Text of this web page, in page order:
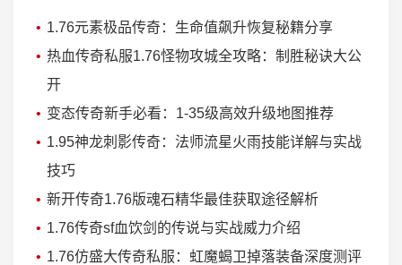
1.76元素极品传奇：生命值飙升恢复秘籍分享
热血传奇私服1.76怪物攻城全攻略：制胜秘诀大公
开
变态传奇新手必看：1-35级高效升级地图推荐
1.95神龙刺影传奇：法师流星火雨技能详解与实战
技巧
新开传奇1.76版魂石精华最佳获取途径解析
1.76传奇sf血饮剑的传说与实战威力介绍
1.76仿盛大传奇私服：虹魔蝎卫掉落装备深度测评